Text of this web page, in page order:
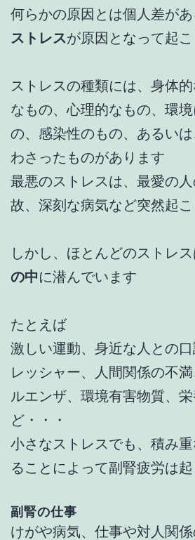
何らかの原因とは個人差があ
ストレスが原因となって起
ストレスの種類には、身体
なもの、心理的なもの、環
の、感染性のもの、あるい
わさったものがあります
最悪のストレスは、最愛の
故、深刻な病気など突然起
しかし、ほとんどのストレス
の中に潜んでいます
たとえば
激しい運動、身近な人との
レッシャー、人間関係の不
ルエンザ、環境有害物質、
ど・・・
小さなストレスでも、積み
ることによって副腎疲労は
副腎の仕事
けがや病気、仕事や対人関